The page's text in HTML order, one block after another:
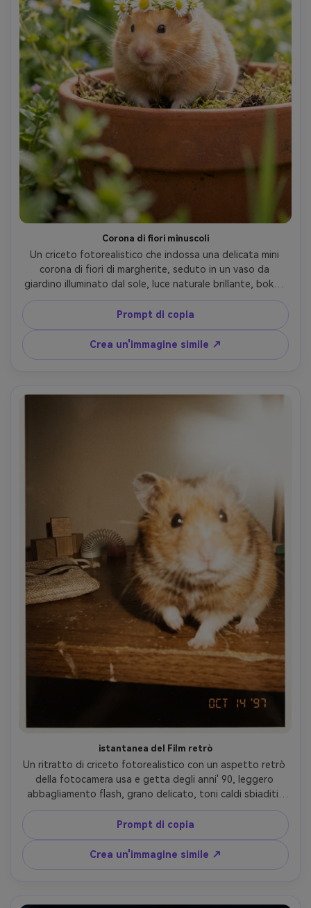
Corona di fiori minuscoli
Un criceto fotorealistico che indossa una delicata mini
corona di fiori di margherite, seduto in un vaso da
giardino illuminato dal sole, luce naturale brillante, bokeh
verde morbido, scattato su Canon EOS R3 100mm macro,
pelliccia e petali ultra-dettagliati, classificazione dei
colori ariosa, estetica primaverile sana- -ar 4:5
Prompt di copia
Crea un'immagine simile ↗
istantanea del Film retrò
Un ritratto di criceto fotorealistico con un aspetto retrò
della fotocamera usa e getta degli anni' 90, leggero
abbagliamento flash, grano delicato, toni caldi sbiaditi,
sfondo semplice con oggetti di scena giocosi,
composizione centrata, stile di ripresa che emula film da
35 mm, texture di pelliccia naturale, atmosfera candida,
scansione ad alta risoluzione estetica- -ar 4:5
Prompt di copia
Crea un'immagine simile ↗